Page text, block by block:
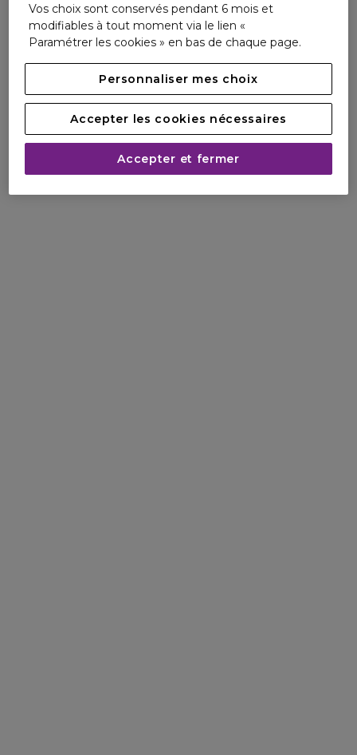
Vos choix sont conservés pendant 6 mois et
modifiables à tout moment via le lien «
Paramétrer les cookies » en bas de chaque page.
Personnaliser mes choix
Accepter les cookies nécessaires
Accepter et fermer